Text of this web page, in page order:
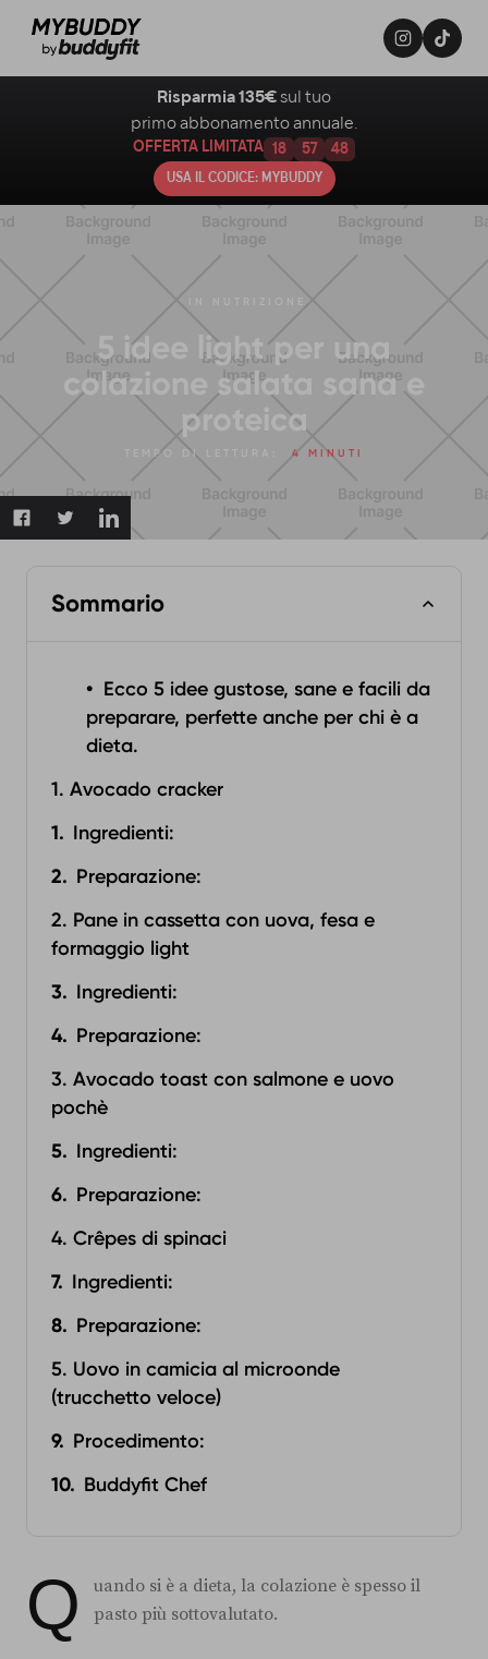
5 idee light per una
colazione salata sana e
proteica
TEMPO DI LETTURA: 4 MINUTI
Sommario
Ecco 5 idee gustose, sane e facili da
preparare, perfette anche per chi è a
dieta.
1. Avocado cracker
Ingredienti:‍
Preparazione:‍
2. Pane in cassetta con uova, fesa e
formaggio light
Ingredienti:
Preparazione:‍
3. Avocado toast con salmone e uovo
pochè
Ingredienti:
Preparazione:‍
4. Crêpes di spinaci
Ingredienti:
Preparazione:‍
5. Uovo in camicia al microonde
(trucchetto veloce)
Procedimento:
Buddyfit Chef
Q
uando si è a dieta, la colazione è spesso il
pasto più sottovalutato.
Risparmia 135€ sul tuo
primo abbonamento annuale.
OFFERTA LIMITATA 18 57 47
USA IL CODICE: MYBUDDY